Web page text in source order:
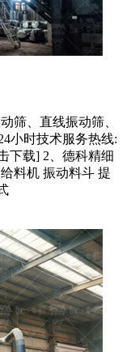
筛、直线振动筛、
小时技术服务热线:
下载] 2、德科精细
料机 振动料斗 提